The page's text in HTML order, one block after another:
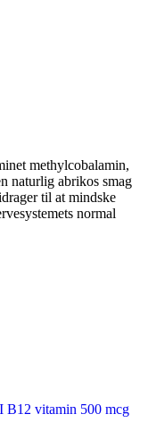
methylcobalamin,
naturlig abrikos smag
til at mindske
normal